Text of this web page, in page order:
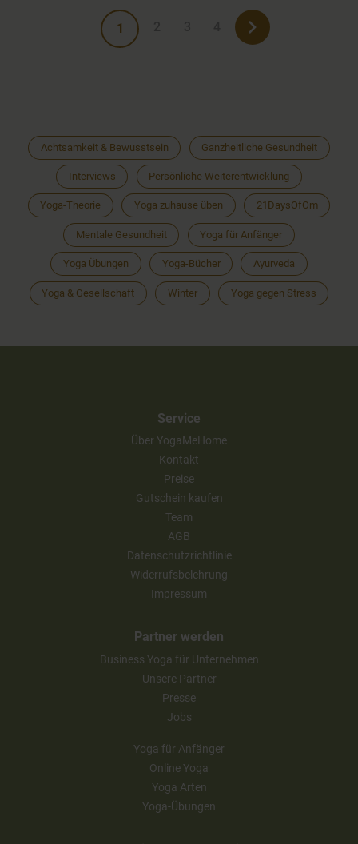
1
Achtsamkeit & Bewusstsein Ganzheitliche Gesundheit
Interviews Persönliche Weiterentwicklung
Yoga-Theorie Yoga zuhause üben 21DaysOfOm
Mentale Gesundheit Yoga für Anfänger
Yoga Übungen Yoga-Bücher Ayurveda
Yoga & Gesellschaft Winter Yoga gegen Stress
Service
Über YogaMeHome
Kontakt
Preise
Gutschein kaufen
Team
AGB
Datenschutzrichtlinie
Widerrufsbelehrung
Impressum
Partner werden
Business Yoga für Unternehmen
Unsere Partner
Presse
Jobs
Yoga für Anfänger
Online Yoga
Yoga Arten
Yoga-Übungen